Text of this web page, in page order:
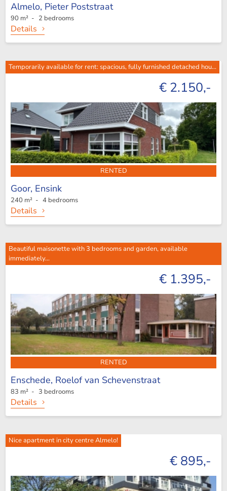
Almelo, Pieter Poststraat
90 m² - 2 bedrooms
Details
Temporarily available for rent: spacious, fully furnished detached hou...
€ 2.150,-
RENTED
Goor, Ensink
240 m² - 4 bedrooms
Details
Beautiful maisonette with 3 bedrooms and garden, available
immediately...
€ 1.395,-
RENTED
Enschede, Roelof van Schevenstraat
83 m² - 3 bedrooms
Details
Nice apartment in city centre Almelo!
€ 895,-